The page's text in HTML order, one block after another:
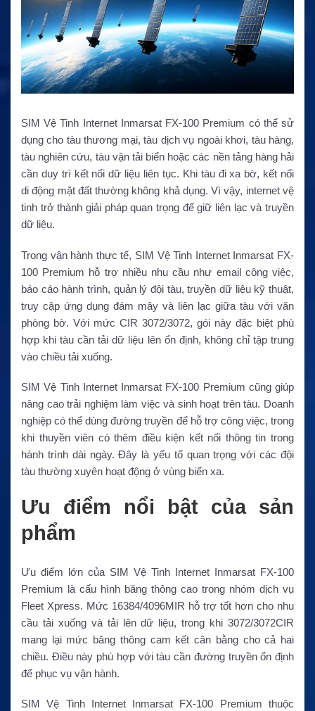
SIM Vệ Tinh Internet Inmarsat FX-100 Premium có thể sử
dụng cho tàu thương mại, tàu dịch vụ ngoài khơi, tàu hàng,
tàu nghiên cứu, tàu vận tải biển hoặc các nền tảng hàng hải
cần duy trì kết nối dữ liệu liên tục. Khi tàu đi xa bờ, kết nối
di động mặt đất thường không khả dụng. Vì vậy, internet vệ
tinh trở thành giải pháp quan trọng để giữ liên lạc và truyền
dữ liệu.
Trong vận hành thực tế, SIM Vệ Tinh Internet Inmarsat FX-
100 Premium hỗ trợ nhiều nhu cầu như email công việc,
báo cáo hành trình, quản lý đội tàu, truyền dữ liệu kỹ thuật,
truy cập ứng dụng đám mây và liên lạc giữa tàu với văn
phòng bờ. Với mức CIR 3072/3072, gói này đặc biệt phù
hợp khi tàu cần tải dữ liệu lên ổn định, không chỉ tập trung
vào chiều tải xuống.
SIM Vệ Tinh Internet Inmarsat FX-100 Premium cũng giúp
nâng cao trải nghiệm làm việc và sinh hoạt trên tàu. Doanh
nghiệp có thể dùng đường truyền để hỗ trợ công việc, trong
khi thuyền viên có thêm điều kiện kết nối thông tin trong
hành trình dài ngày. Đây là yếu tố quan trọng với các đội
tàu thường xuyên hoạt động ở vùng biển xa.
Ưu điểm nổi bật của sản
phẩm
Ưu điểm lớn của SIM Vệ Tinh Internet Inmarsat FX-100
Premium là cấu hình băng thông cao trong nhóm dịch vụ
Fleet Xpress. Mức 16384/4096MIR hỗ trợ tốt hơn cho nhu
cầu tải xuống và tải lên dữ liệu, trong khi 3072/3072CIR
mang lại mức băng thông cam kết cân bằng cho cả hai
chiều. Điều này phù hợp với tàu cần đường truyền ổn định
để phục vụ vận hành.
SIM Vệ Tinh Internet Inmarsat FX-100 Premium thuộc